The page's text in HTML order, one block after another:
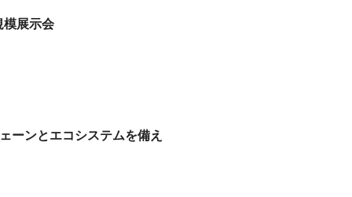
模展示会
ーンとエコシステムを備え